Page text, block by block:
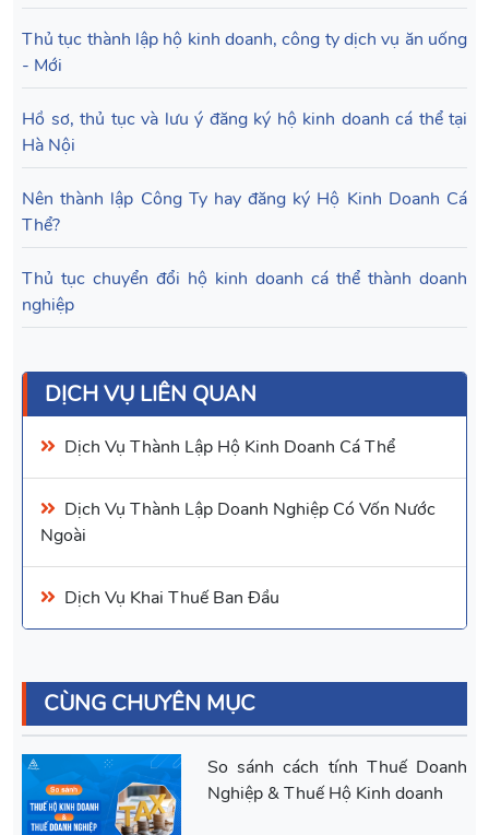
Thủ tục thành lập hộ kinh doanh, công ty dịch vụ ăn uống
- Mới
Hồ sơ, thủ tục và lưu ý đăng ký hộ kinh doanh cá thể tại
Hà Nội
Nên thành lập Công Ty hay đăng ký Hộ Kinh Doanh Cá
Thể?
Thủ tục chuyển đổi hộ kinh doanh cá thể thành doanh
nghiệp
DỊCH VỤ LIÊN QUAN
Dịch Vụ Thành Lập Hộ Kinh Doanh Cá Thể
Dịch Vụ Thành Lập Doanh Nghiệp Có Vốn Nước
Ngoài
Dịch Vụ Khai Thuế Ban Đầu
CÙNG CHUYÊN MỤC
So sánh cách tính Thuế Doanh
Nghiệp & Thuế Hộ Kinh doanh